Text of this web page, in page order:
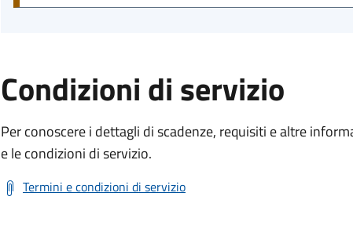
Condizioni di servizio
Per conoscere i dettagli di scadenze, requisiti e altre
e le condizioni di servizio.
Termini e condizioni di servizio